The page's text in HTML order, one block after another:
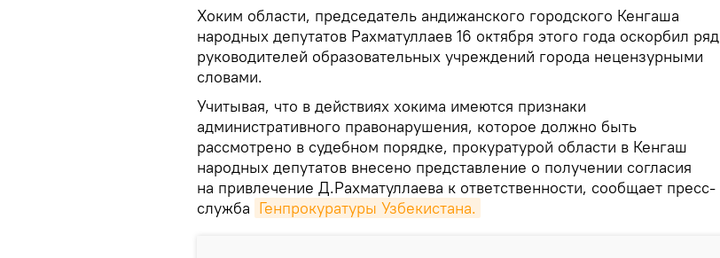
Хоким области, председатель андижанского городского Кенгаша
народных депутатов Рахматуллаев 16 октября этого года оскорбил ряд
руководителей образовательных учреждений города нецензурными
словами.
Учитывая, что в действиях хокима имеются признаки
административного правонарушения, которое должно быть
рассмотрено в судебном порядке, прокуратурой области в Кенгаш
народных депутатов внесено представление о получении согласия
на привлечение Д.Рахматуллаева к ответственности, сообщает пресс-
служба Генпрокуратуры Узбекистана.